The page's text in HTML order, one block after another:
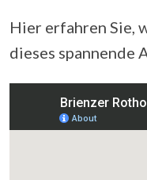
Hier erfahren Sie,
dieses spannende